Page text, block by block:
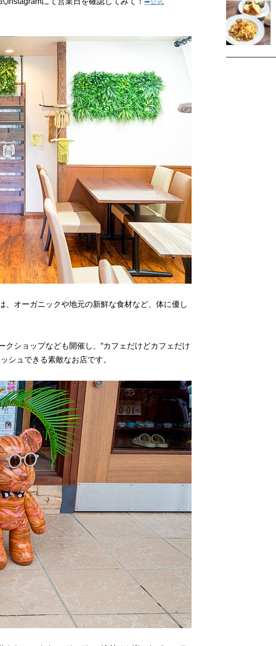
➡︎公式
、オーガニックや地元の新鮮な食材など、体に優し
ショップなども開催し、“カフェだけどカフェだけ
シュできる素敵なお店です。